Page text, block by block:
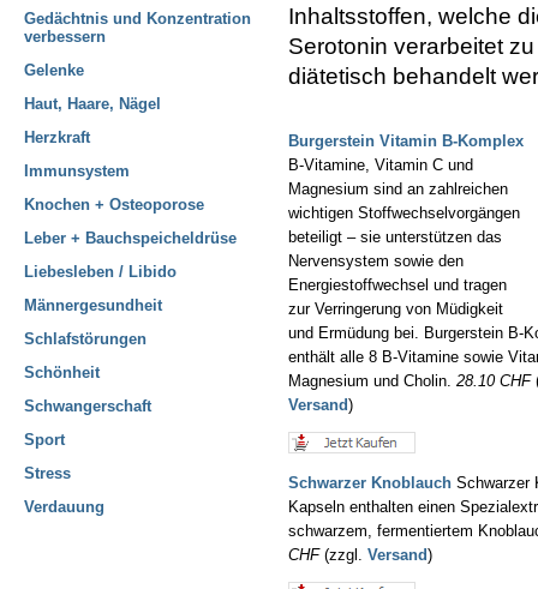
Gedächtnis und Konzentration
verbessern
Gelenke
Haut, Haare, Nägel
Herzkraft
Immunsystem
Knochen + Osteoporose
Leber + Bauchspeicheldrüse
Liebesleben / Libido
Männergesundheit
Schlafstörungen
Schönheit
Schwangerschaft
Sport
Stress
Verdauung
Inhaltsstoffen, welche
Serotonin verarbeitet
diätetisch behandelt
Burgerstein Vitamin B-Komplex
B-Vitamine, Vitamin C und
Magnesium sind an zahlreichen
wichtigen Stoffwechselvorgängen
beteiligt – sie unterstützen das
Nervensystem sowie den
Energiestoffwechsel und tragen
zur Verringerung von Müdigkeit
und Ermüdung bei. Burgerstein B-
enthält alle 8 B-Vitamine sowie
Magnesium und Cholin. 28.10 CHF
Versand)
Schwarzer Knoblauch Schwarzer
Kapseln enthalten einen
schwarzem, fermentiertem
CHF(zzgl. Versand)